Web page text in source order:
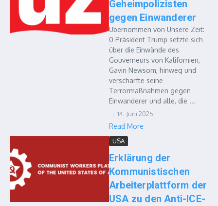
Geheimpolizisten
gegen Einwanderer
Übernommen von Unsere Zeit:
0 Präsident Trump setzte sich
über die Einwände des
Gouverneurs von Kalifornien,
Gavin Newsom, hinweg und
verschärfte seine
Terrormaßnahmen gegen
Einwanderer und alle, die ...
14. Juni 2025
Read More
USA
Erklärung der
Kommunistischen
Arbeiterplattform der
USA zu den Anti-ICE-